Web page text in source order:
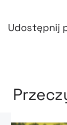
Udostępnij